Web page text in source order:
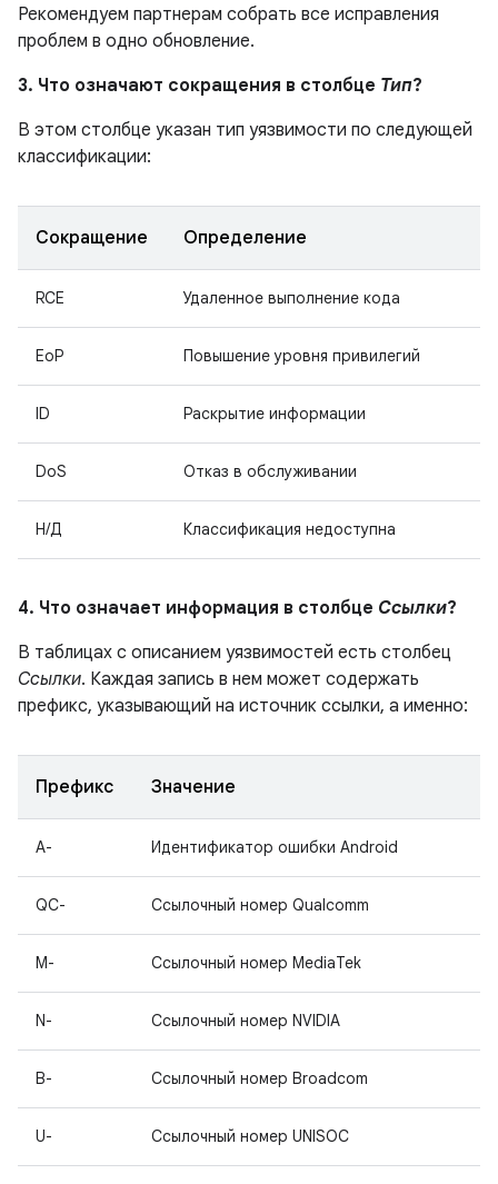
Рекомендуем партнерам собрать все исправления
проблем в одно обновление.
3. Что означают сокращения в столбце Тип?
В этом столбце указан тип уязвимости по следующей
классификации:
Сокращение Определение
RCE Удаленное выполнение кода
EoP Повышение уровня привилегий
ID Раскрытие информации
DoS Отказ в обслуживании
Н/Д Классификация недоступна
4. Что означает информация в столбце Ссылки?
В таблицах с описанием уязвимостей есть столбец
Ссылки. Каждая запись в нем может содержать
префикс, указывающий на источник ссылки, а именно:
Префикс Значение
A- Идентификатор ошибки Android
QC- Ссылочный номер Qualcomm
M- Ссылочный номер MediaTek
N- Ссылочный номер NVIDIA
B- Ссылочный номер Broadcom
U- Ссылочный номер UNISOC